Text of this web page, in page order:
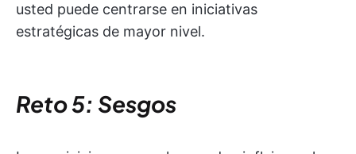
usted puede centrarse en iniciativas
estratégicas de mayor nivel.
Reto 5: Sesgos